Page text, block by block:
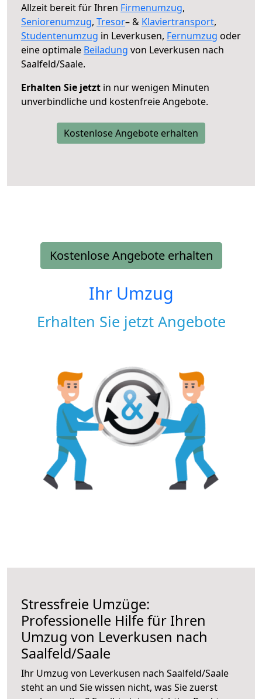
Allzeit bereit für Ihren Firmenumzug,
Seniorenumzug, Tresor– & Klaviertransport,
Studentenumzug in Leverkusen, Fernumzug oder
eine optimale Beiladung von Leverkusen nach
Saalfeld/Saale.
Erhalten Sie jetzt in nur wenigen Minuten
unverbindliche und kostenfreie Angebote.
Kostenlose Angebote erhalten
Kostenlose Angebote erhalten
Ihr Umzug
Erhalten Sie jetzt Angebote
Stressfreie Umzüge:
Professionelle Hilfe für Ihren
Umzug von Leverkusen nach
Saalfeld/Saale
Ihr Umzug von Leverkusen nach Saalfeld/Saale
steht an und Sie wissen nicht, was Sie zuerst